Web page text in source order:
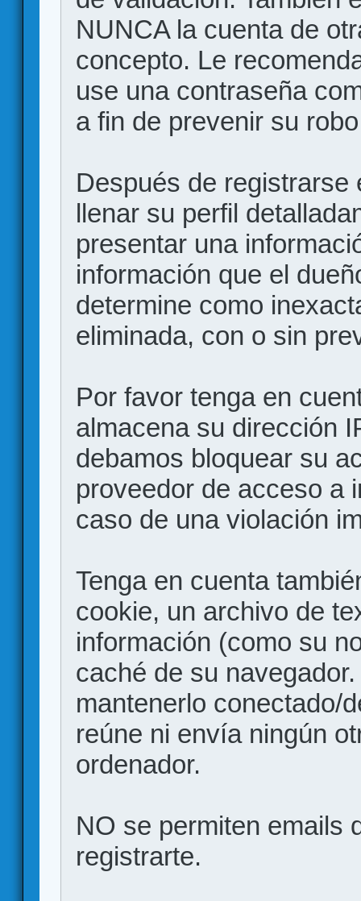
NUNCA la cuenta de
concepto. Le
use una contraseña
a fin de prevenir su
Después de registrarse
llenar su perfil
presentar una
información que el
determine como
eliminada, con o sin
Por favor tenga en
almacena su dirección
debamos bloquear su
proveedor de acceso a
caso de una violación
Tenga en cuenta
cookie, un archivo de
información (como su
caché de su
mantenerlo conectado/
reúne ni envía ningún
ordenador.
NO se permiten emails
registrarte.